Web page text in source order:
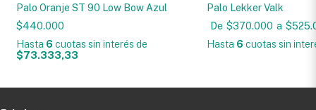
Palo Oranje ST 90 Low Bow Azul
$440.000
Hasta 6 cuotas sin interés de
$73.333,33
Palo Lekker Valk
De $370.000 a
Hasta 6 cuotas sin